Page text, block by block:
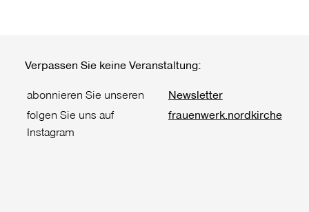
Verpassen Sie keine Veranstaltung:
abonnieren Sie unseren
Newsletter
folgen Sie uns auf
Instagram
frauenwerk.nordkirche